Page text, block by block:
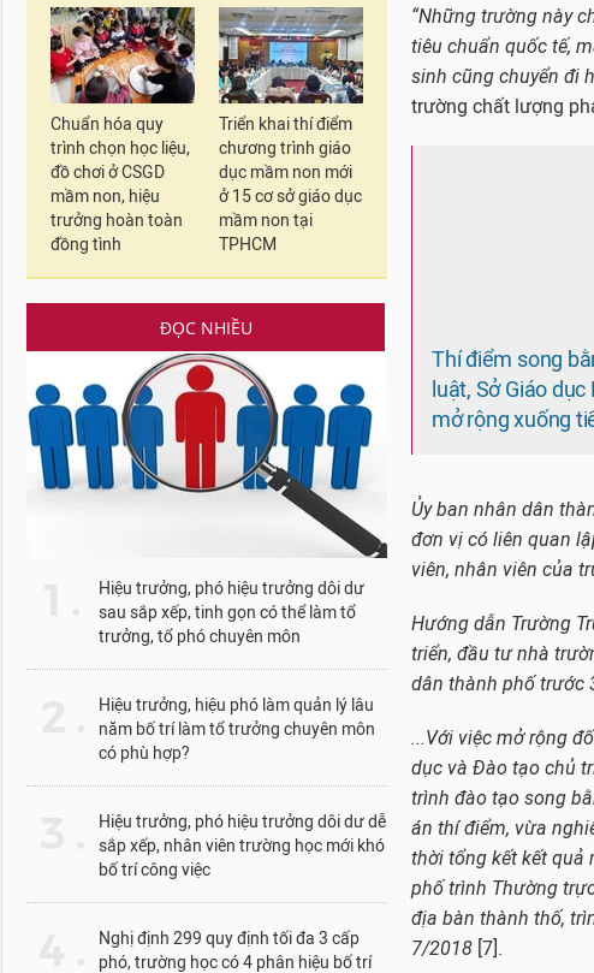
Chuẩn hóa quy
trình chọn học liệu,
đồ chơi ở CSGD
mầm non, hiệu
trưởng hoàn toàn
đồng tình
Triển khai thí điểm
chương trình giáo
dục mầm non mới
ở 15 cơ sở giáo dục
mầm non tại
TPHCM
ĐỌC NHIỀU
Hiệu trưởng, phó hiệu trưởng dôi dư
sau sắp xếp, tinh gọn có thể làm tổ
trưởng, tổ phó chuyên môn
Hiệu trưởng, hiệu phó làm quản lý lâu
năm bố trí làm tổ trưởng chuyên môn
có phù hợp?
Hiệu trưởng, phó hiệu trưởng dôi dư dễ
sắp xếp, nhân viên trường học mới khó
bố trí công việc
Nghị định 299 quy định tối đa 3 cấp
phó, trường học có 4 phân hiệu bố trí
lượng tấm bằng tú
Đằng này, ông
thông công lập của
Phát biểu trước các
Zing.vn dẫn lời, cho
tiêu chuẩn quốc tế,
sinh cũng chuyển đi
trường chất lượng
Thí điểm song
luật, Sở Giáo dục
mở rộng xuống